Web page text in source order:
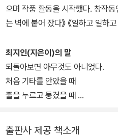
으며 작품 활동을 시작했다. 창작동
는 벽에 붙어 잤다》 《일하고 일하
대해 생각한다》를 펴냈다. 조영관
최지인(지은이)의 말
되돌아보면 아무것도 아니었다.
처음 기타를 안았을 때
줄을 누르고 퉁겼을 때
무언가 쓰고 있었다.
출판사 제공 책소개